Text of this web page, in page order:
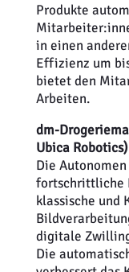
Produkte
in einen
Effizienz um
bietet den
Arbeiten.
dm-
Ubica Robotics)
Die
fortschrittliche
klassische und
digitale
Die